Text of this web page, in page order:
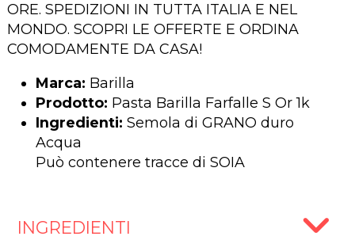
ORE. SPEDIZIONI IN TUTTA ITALIA E NEL
MONDO. SCOPRI LE OFFERTE E ORDINA
COMODAMENTE DA CASA!
Marca: Barilla
Prodotto: Pasta Barilla Farfalle S Or 1k
Ingredienti: Semola di GRANO duro
Acqua
Può contenere tracce di SOIA
INGREDIENTI